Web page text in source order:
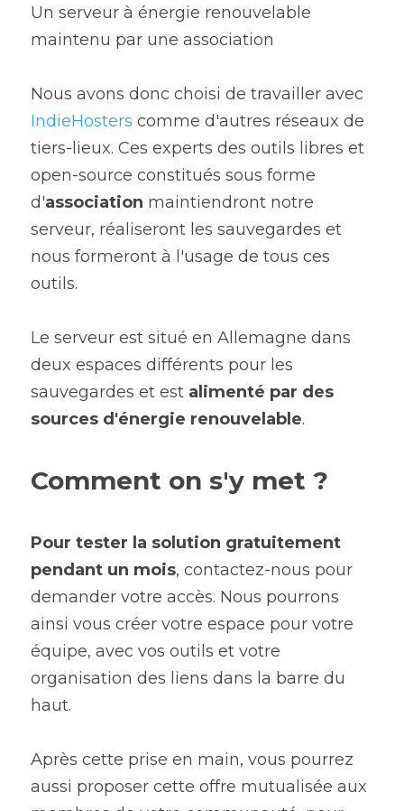
Un serveur à énergie renouvelable
maintenu par une association
IndieHosters comme d'autres réseaux de
tiers-lieux. Ces experts des outils libres et
open-source constitués sous forme
d'association maintiendront notre
serveur, réaliseront les sauvegardes et
nous formeront à l'usage de tous ces
outils.
Le serveur est situé en Allemagne dans
deux espaces différents pour les
sauvegardes et est alimenté par des
sources d'énergie renouvelable.
Comment on s'y met ?
Pour tester la solution gratuitement
pendant un mois, contactez-nous pour
demander votre accès. Nous pourrons
ainsi vous créer votre espace pour votre
équipe, avec vos outils et votre
organisation des liens dans la barre du
haut.
Après cette prise en main, vous pourrez
aussi proposer cette offre mutualisée aux